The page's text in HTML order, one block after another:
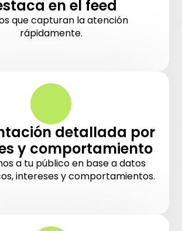
en el feed
que capturan la atención
rápidamente.
detallada por
y comportamiento
a tu público en base a datos
intereses y comportamientos.